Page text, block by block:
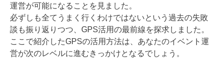
運営が可能になることを見ました。
必ずしも全てうまく行くわけではないという過去の失敗
談も振り返りつつ、GPS活用の最前線を探求しました。
ここで紹介したGPSの活用方法は、あなたのイベント運
営が次のレベルに進むきっかけとなるでしょう。